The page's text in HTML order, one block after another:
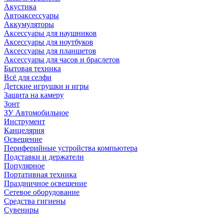
Акустика
Автоаксессуары
Аккумуляторы
Аксессуары для наушников
Аксессуары для ноутбуков
Аксессуары для планшетов
Аксессуары для часов и браслетов
Бытовая техника
Всё для селфи
Детские игрушки и игры
Защита на камеру
Зонт
ЗУ Автомобильное
Инструмент
Канцелярия
Освещение
Периферийные устройства компьютера
Подставки и держатели
Популярное
Портативная техника
Праздничное освещение
Сетевое оборудование
Средства гигиены
Сувениры